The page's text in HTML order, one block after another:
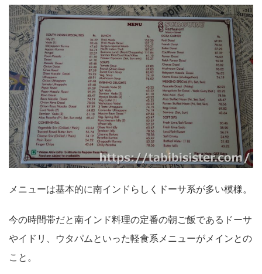
メニューは基本的に南インドらしくドーサ系が多い模様。
今の時間帯だと南インド料理の定番の朝ご飯であるドーサ
やイドリ、ウタパムといった軽食系メニューがメインとの
こと。